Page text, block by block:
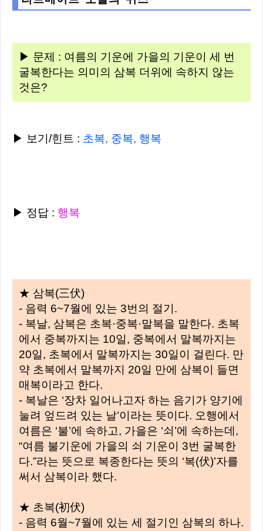
▶ 문제 : 여름의 기운에 가을의 기운이 세 번
굴복한다는 의미의 삼복 더위에 속하지 않는
것은?
▶ 보기/힌트 : 초복, 중복, 행복
▶ 정답 : 행복
★ 삼복(三伏)
- 음력 6~7월에 있는 3번의 절기.
- 복날, 삼복은 초복·중복·말복을 말한다. 초복
에서 중복까지는 10일, 중복에서 말복까지는
20일, 초복에서 말복까지는 30일이 걸린다. 만
약 초복에서 말복까지 20일 만에 삼복이 들면
매복이라고 한다.
- 복날은 ‘장차 일어나고자 하는 음기가 양기에
눌려 엎드려 있는 날’이라는 뜻이다. 오행에서
여름은 ‘불’에 속하고, 가을은 ‘쇠’에 속하는데,
“여름 불기운에 가을의 쇠 기운이 3번 굴복한
다.”라는 뜻으로 복종한다는 뜻의 ‘복(伏)’자를
써서 삼복이라 했다.
★ 초복(初伏)
- 음력 6월~7월에 있는 세 절기인 삼복의 하나.